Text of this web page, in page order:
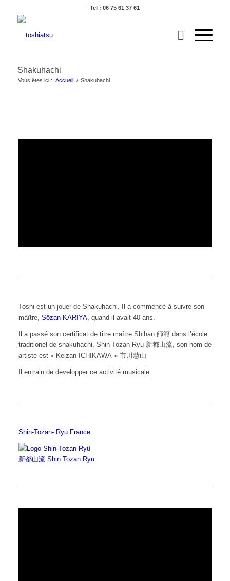
Tel : 06 75 61 37 61
Shakuhachi
Vous êtes ici : Accueil / Shakuhachi
Toshi est un jouer de Shakuhachi. Il a commencé à suivre son
maître, Sôzan KARIYA, quand il avait 40 ans.
Il a passé son certificat de titre maître Shihan 師範 dans l’école
traditionel de shakuhachi, Shin-Tozan Ryu 新都山流, son nom de
artiste est « Keizan ICHIKAWA » 市川慧山
Il entrain de developper ce activité musicale.
Shin-Tozan- Ryu France
新都山流 Shin Tozan Ryu